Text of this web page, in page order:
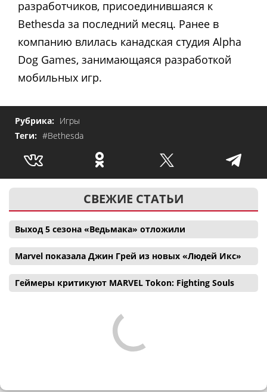
разработчиков, присоединившаяся к
Bethesda за последний месяц. Ранее в
компанию влилась канадская студия Alpha
Dog Games, занимающаяся разработкой
мобильных игр.
Рубрика: Игры
Теги: #Bethesda
СВЕЖИЕ СТАТЬИ
Выход 5 сезона «Ведьмака» отложили
Marvel показала Джин Грей из новых «Людей Икс»
Геймеры критикуют MARVEL Tokon: Fighting Souls